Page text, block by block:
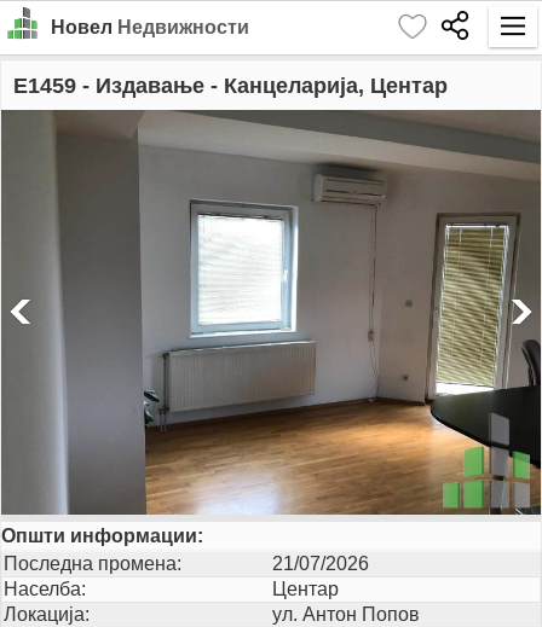
Новел Недвижности
Почетна
GO!
E1459 - Издавање - Канцеларија, Центар
Општи информации:
Последна промена:
21/07/2026
Населба:
Центар
Локација:
ул. Антон Попов